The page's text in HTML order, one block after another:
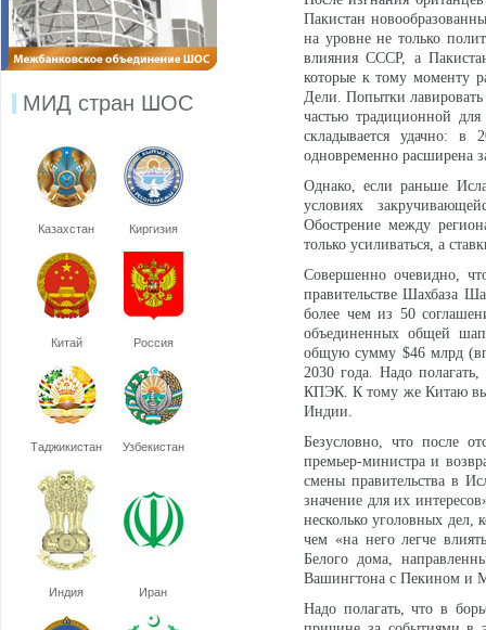
МИД стран ШОС
Казахстан Киргизия
Китай Россия
Таджикистан Узбекистан
Индия Иран
Пакистан
на уровне не только
влияния СССР, а
которые к тому моменту
Дели. Попытки
частью традиционной для
складывается удачно: в
одновременно расширена
Однако, если раньше
условиях
Обострение между
только усиливаться, а
Совершенно очевидно,
правительстве Шахбаза
более чем из 50
объединенных общей
общую сумму $46 млрд
2030 года. Надо
КПЭК. К тому же Китаю
Индии.
Безусловно, что после
премьер-министра и
смены правительства в
значение для их
несколько уголовных дел,
чем «на него легче
Белого дома,
Вашингтона с Пекином и
Надо полагать, что в